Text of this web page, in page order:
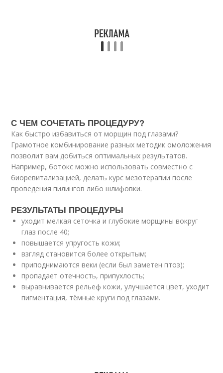
С ЧЕМ СОЧЕТАТЬ ПРОЦЕДУРУ?
Как быстро избавиться от морщин под глазами?
Грамотное комбинирование разных методик омоложения
позволит вам добиться оптимальных результатов.
Например, ботокс можно использовать совместно с
биоревитализацией, делать курс мезотерапии после
проведения пилингов либо шлифовки.
РЕЗУЛЬТАТЫ ПРОЦЕДУРЫ
уходит мелкая сеточка и глубокие морщины вокруг
глаз после 40;
повышается упругость кожи;
взгляд становится более открытым;
приподнимаются веки (если был заметен птоз);
пропадает отечность, припухлость;
выравнивается рельеф кожи, улучшается цвет, уходит
пигментация, тёмные круги под глазами.